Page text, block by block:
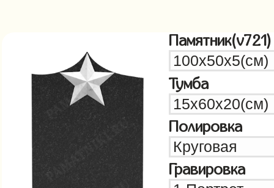
Памятник(v721)
Тумба
Полировка
Гравировка